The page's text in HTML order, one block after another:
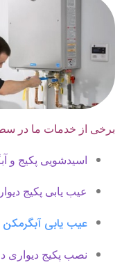
برخی از خدمات ما در
اسیدشویی پکیج
عیب یابی پکیج دیواری
عیب یابی آبگرمکن
نصب پکیج دیواری در